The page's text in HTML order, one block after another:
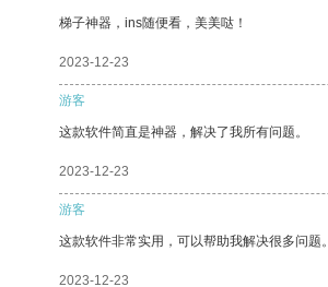
梯子神器，ins随便看，美美哒！
2023-12-23
游客
这款软件简直是神器，解决了我所有问题。
2023-12-23
游客
这款软件非常实用，可以帮助我解决很多问题。
2023-12-23